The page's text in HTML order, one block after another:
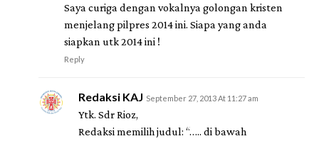
Saya curiga dengan vokalnya golongan kristen
menjelang pilpres 2014 ini. Siapa yang anda
siapkan utk 2014 ini !
Reply
Redaksi KAJ September 27, 2013 At 11:27 am
Ytk. Sdr Rioz,
Redaksi memilih judul: “….. di bawah